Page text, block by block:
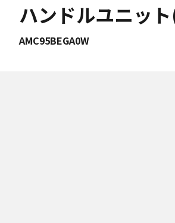
ハンドルユニッ
AMC95BEGA0W